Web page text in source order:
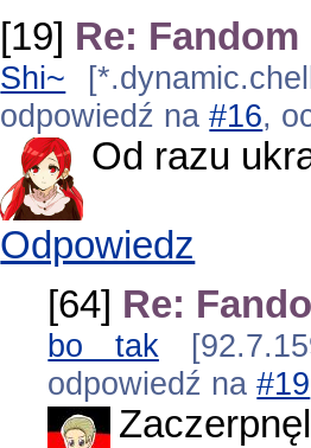
[19] Re:
Shi~
odpowiedź na#16,
Od razu
Odpowiedz
[64] Re:
bo tak
odpowiedź na#19